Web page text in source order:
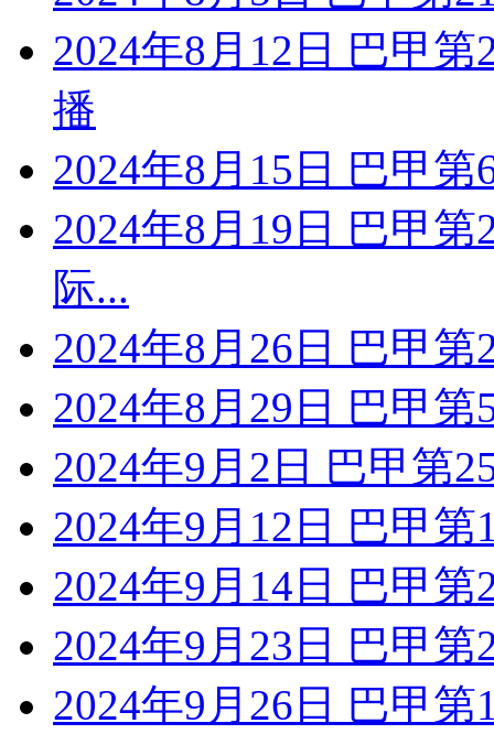
2024年8月12日 巴甲
播
2024年8月15日 巴甲
2024年8月19日 巴甲
际...
2024年8月26日 巴甲
2024年8月29日 巴甲
2024年9月2日 巴甲第
2024年9月12日 巴甲
2024年9月14日 巴甲
2024年9月23日 巴甲
2024年9月26日 巴甲